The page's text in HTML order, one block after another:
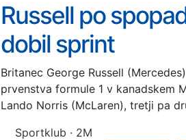
Russell po
dobil sprint
Britanec George Russell
prvenstva formule 1 v kanadskem
Lando Norris (McLaren), tretji pa
Sportklub · 2M